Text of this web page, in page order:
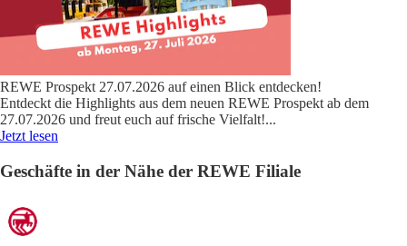
REWE Prospekt 27.07.2026 auf einen Blick entdecken!
Entdeckt die Highlights aus dem neuen REWE Prospekt ab dem
27.07.2026 und freut euch auf frische Vielfalt!...
Jetzt lesen
Geschäfte in der Nähe der REWE Filiale